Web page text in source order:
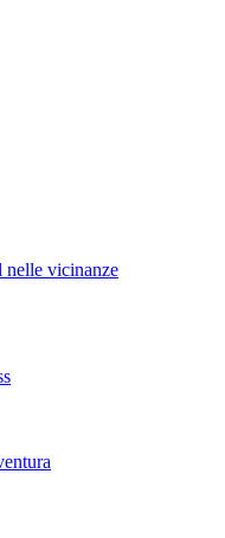
nelle vicinanze